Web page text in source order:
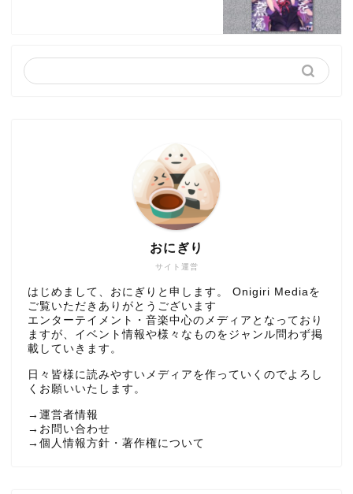
サイト運営
おにぎり
はじめまして、おにぎりと申します。 Onigiri Mediaを
ご覧いただきありがとうございます
エンターテイメント・音楽中心のメディアとなっており
ますが、イベント情報や様々なものをジャンル問わず掲
載していきます。
日々皆様に読みやすいメディアを作っていくのでよろし
くお願いいたします。
→ 運営者情報
→ お問い合わせ
→ 個人情報方針・著作権について